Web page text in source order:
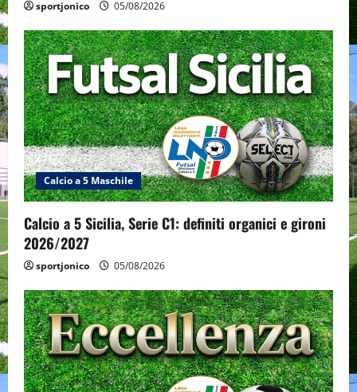
sportjonico 05/08/2026
Calcio a 5 Maschile
Calcio a 5 Sicilia, Serie C1: definiti organici e gironi
2026/2027
sportjonico 05/08/2026